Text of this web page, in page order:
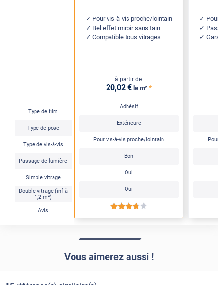
Type de film
Type de pose
Type de vis-à-vis
Passage de lumière
Simple vitrage
Double-vitrage (inf à
1,2 m²)
Avis
Pour vis-à-vis proche/lointain
Bel effet miroir sans tain
Compatible tous vitrages
à partir de
20,02 € le m² *
Adhésif
Extérieure
Pour vis-à-vis proche/lointain
Bon
Oui
Oui
*****
Vous aimerez aussi !